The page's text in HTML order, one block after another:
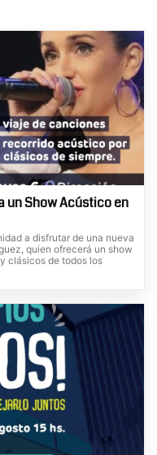
un Show Acústico en
a disfrutar de una nueva
quien ofrecerá un show
clásicos de todos los